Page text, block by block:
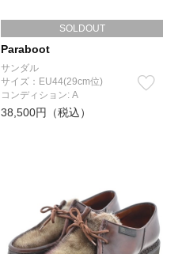
SOLDOUT
Paraboot
サンダル
サイズ：EU44(29cm位)
コンディション: A
38,500円（税込）